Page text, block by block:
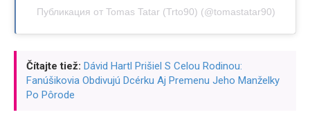
Публикация от Tomas Tatar (Trto90) (@tomastatar90)
Čítajte tiež: Dávid Hartl Prišiel S Celou Rodinou:
Fanúšikovia Obdivujú Dcérku Aj Premenu Jeho Manželky
Po Pôrode